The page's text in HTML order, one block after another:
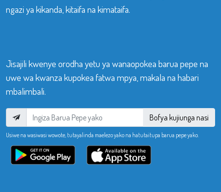
ngazi ya kikanda, kitaifa na kimataifa.
Jisajili kwenye orodha yetu ya wanaopokea barua pepe na
uwe wa kwanza kupokea fatwa mpya, makala na habari
mbalimbali.
Bofya kujiunga nasi
Usiwe na wasiwasi wowote, tutayalinda maelezo yako na hatutaitupa barua pepe yako.